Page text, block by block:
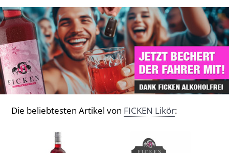
Die beliebtesten Artikel von FICKEN Likör: